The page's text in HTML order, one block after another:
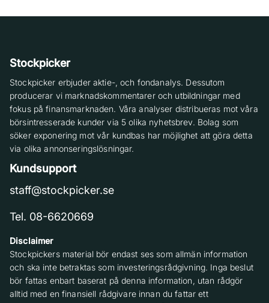
Stockpicker
Stockpicker erbjuder aktie-, och fondanalys. Dessutom
producerar vi marknadskommentarer och utbildningar med
fokus på finansmarknaden. Våra analyser distribueras mot våra
börsintresserade kunder via 5 olika nyhetsbrev. Bolag som
söker exponering mot vår kundbas har möjlighet att göra detta
via olika annonseringslösningar.
Kundsupport
staff@stockpicker.se
Tel. 08-6620669
Disclaimer
Stockpickers material bör endast ses som allmän information
och ska inte betraktas som investeringsrådgivning. Inga beslut
bör fattas enbart baserat på denna information, utan rådgör
alltid med en finansiell rådgivare innan du fattar ett